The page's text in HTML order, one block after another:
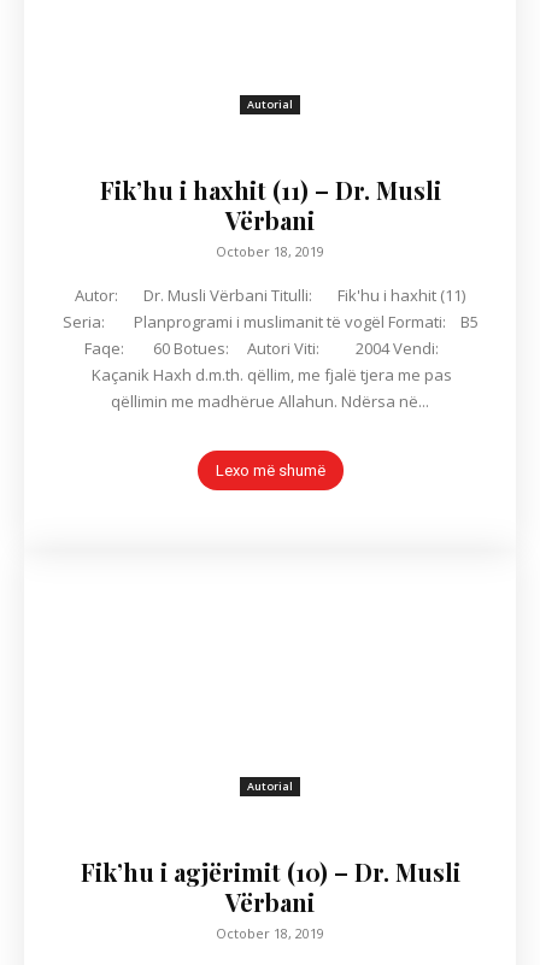
Autorial
Fik’hu i haxhit (11) – Dr. Musli
Vërbani
October 18, 2019
Autor: Dr. Musli Vërbani Titulli: Fik'hu i haxhit (11)
Seria: Planprogrami i muslimanit të vogël Formati: B5
Faqe: 60 Botues: Autori Viti: 2004 Vendi:
Kaçanik Haxh d.m.th. qëllim, me fjalë tjera me pas
qëllimin me madhërue Allahun. Ndërsa në...
Lexo më shumë
Autorial
Fik’hu i agjërimit (10) – Dr. Musli
Vërbani
October 18, 2019